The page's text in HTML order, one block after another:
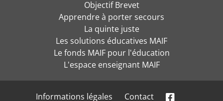
Objectif Brevet
Apprendre à porter secours
La quinte juste
Les solutions éducatives MAIF
Le fonds MAIF pour l'éducation
L'espace enseignant MAIF
Informations légales Contact